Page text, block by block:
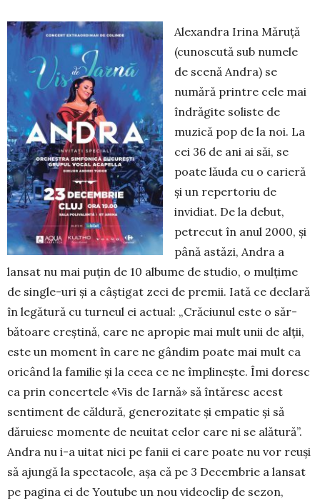
Alexandra Irina Măruță
(cunoscută sub numele
de sce­nă Andra) se
numără prin­­tre cele mai
în­drăgite solis­te de
muzică pop de la noi. La
cei 36 de ani ai săi, se
poate lăuda cu o carieră
și un reper­toriu de
invidiat. De la debut,
petrecut în anul 2000, și
până astăzi, Andra a
lansat nu mai puțin de 10 albume de stu­dio, o mul­țime
de single-uri și a câștigat zeci de premii. Iată ce declară
în legătură cu turneul ei actual: „Crăciunul este o săr­
bătoare creștină, care ne apropie mai mult unii de alții,
este un moment în care ne gândim poate mai mult ca
oricând la familie și la ceea ce ne îm­pli­nește. Îmi doresc
ca prin concertele «Vis de Iar­nă» să întăresc acest
sentiment de căldură, gene­rozitate și empatie și să
dăruiesc momente de ne­uitat celor care ni se ală­tură”.
Andra nu i-a uitat nici pe fanii ei care poate nu vor reuși
să ajungă la spec­tacole, așa că pe 3 De­cem­brie a lansat
pe pa­gina ei de Youtube un nou vi­deoclip de sezon,